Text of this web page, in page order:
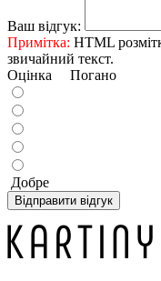
Ваш відгук:
Примітка: HTML
звичайний текст.
Оцінка Погано
Добре
Відправити відгук